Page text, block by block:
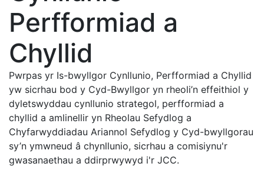
Perfformiad a
Chyllid
Pwrpas yr Is-bwyllgor Cynllunio, Perfformiad a Chyllid
yw sicrhau bod y Cyd-Bwyllgor yn rheoli’n effeithiol y
dyletswyddau cynllunio strategol, perfformiad a
chyllid a amlinellir yn Rheolau Sefydlog a
Chyfarwyddiadau Ariannol Sefydlog y Cyd-bwyllgorau
sy’n ymwneud â chynllunio, sicrhau a comisiynu'r
gwasanaethau a ddirprwywyd i'r JCC.